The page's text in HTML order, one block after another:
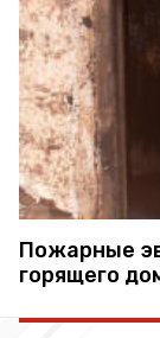
Пожарные
горящего